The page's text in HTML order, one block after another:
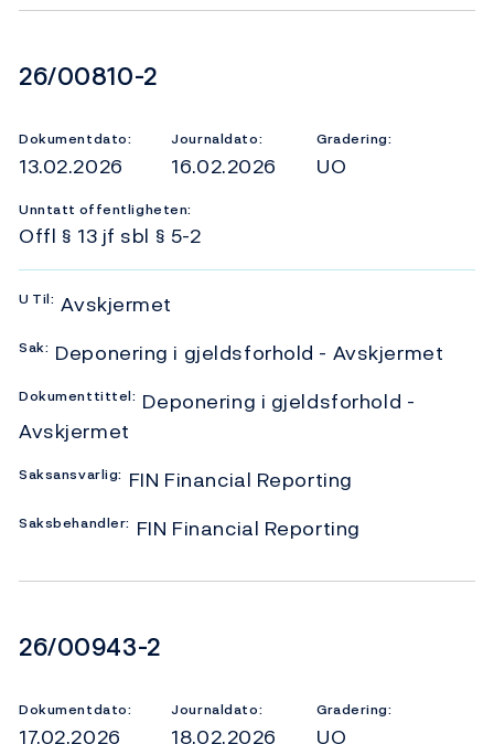
Dokumentnummer
26/00810-2
Dokumentdato:
13.02.2026
Journaldato:
16.02.2026
Gradering:
UO
Unntatt offentligheten:
Offl § 13 jf sbl § 5-2
U Til: Avskjermet
Sak: Deponering i gjeldsforhold - Avskjermet
Dokumenttittel: Deponering i gjeldsforhold -
Avskjermet
Saksansvarlig: FIN Financial Reporting
Saksbehandler: FIN Financial Reporting
Dokumentnummer
26/00943-2
Dokumentdato:
17.02.2026
Journaldato:
18.02.2026
Gradering:
UO